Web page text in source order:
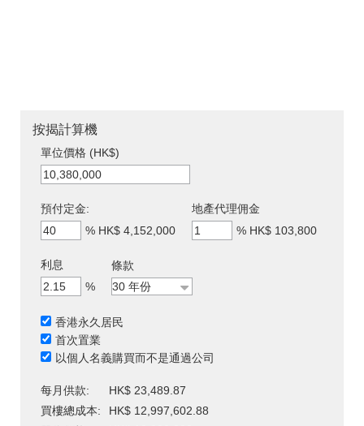
按揭計算機
單位價格 (HK$)
預付定金:
% HK$ 4,152,000
地產代理佣金
% HK$ 103,800
利息
%
條款
香港永久居民
首次置業
以個人名義購買而不是通過公司
每月供款:
HK$ 23,489.87
買樓總成本:
HK$ 12,997,602.88